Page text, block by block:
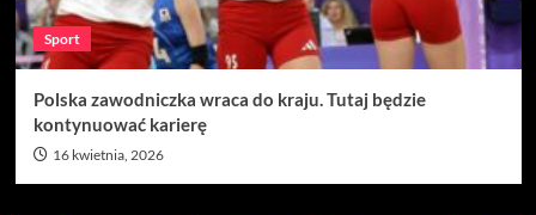
Sport
Polska zawodniczka wraca do kraju. Tutaj będzie
kontynuować karierę
16 kwietnia, 2026